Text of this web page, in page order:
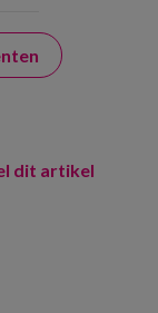
dit artikel